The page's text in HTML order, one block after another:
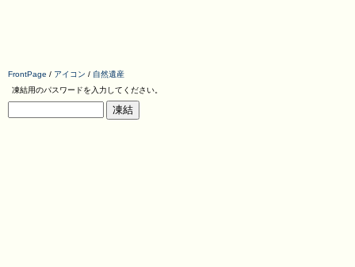
FrontPage / アイコン / 自然遺産
凍結用のパスワードを入力してください。